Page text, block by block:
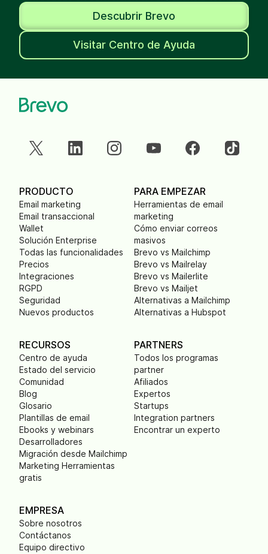
Descubrir Brevo
Visitar Centro de Ayuda
PRODUCTO
Email marketing
Email transaccional
Wallet
Solución Enterprise
Todas las funcionalidades
Precios
Integraciones
RGPD
Seguridad
Nuevos productos
PARA EMPEZAR
Herramientas de email
marketing
Cómo enviar correos
masivos
Brevo vs Mailchimp
Brevo vs Mailrelay
Brevo vs Mailerlite
Brevo vs Mailjet
Alternativas a Mailchimp
Alternativas a Hubspot
RECURSOS
Centro de ayuda
Estado del servicio
Comunidad
Blog
Glosario
Plantillas de email
Ebooks y webinars
Desarrolladores
Migración desde Mailchimp
Marketing Herramientas
gratis
PARTNERS
Todos los programas
partner
Afiliados
Expertos
Startups
Integration partners
Encontrar un experto
EMPRESA
Sobre nosotros
Contáctanos
Equipo directivo